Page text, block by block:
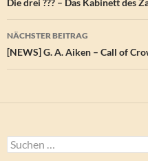
Die drei ??? – Das Kabinett des
NÄCHSTER BEITRAG
[NEWS] G. A. Aiken – Call of
Suchen
nach: